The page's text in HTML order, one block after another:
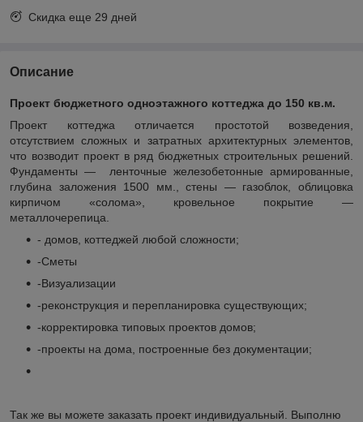
Скидка еще 29 дней
Описание
Проект бюджетного одноэтажного коттеджа до 150 кв.м.
Проект коттеджа отличается простотой возведения,
отсутствием сложных и затратных архитектурных элементов,
что возводит проект в ряд бюджетных строительных решений.
Фундаменты — ленточные железобетонные армированные,
глубина заложения 1500 мм., стены — газоблок, облицовка
кирпичом «солома», кровельное покрытие —
металлочерепица.
- домов, коттеджей любой сложности;
-Сметы
-Визуализации
-реконструкция и перепланировка существующих;
-корректировка типовых проектов домов;
-проекты на дома, построенные без документации;
Так же вы можете заказать проект индивидуальный. Выполню